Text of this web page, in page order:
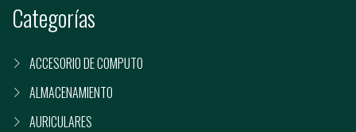
Categorías
ACCESORIO DE COMPUTO
ALMACENAMIENTO
AURICULARES